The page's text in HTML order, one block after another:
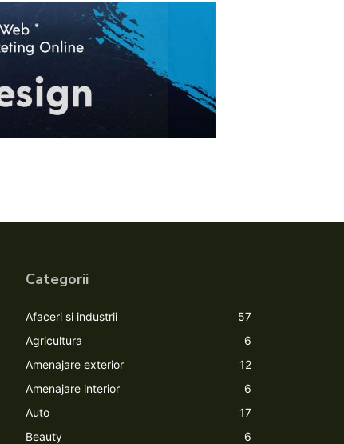
Categorii
Afaceri si industrii
57
Agricultura
6
Amenajare exterior
12
Amenajare interior
6
Auto
17
Beauty
6